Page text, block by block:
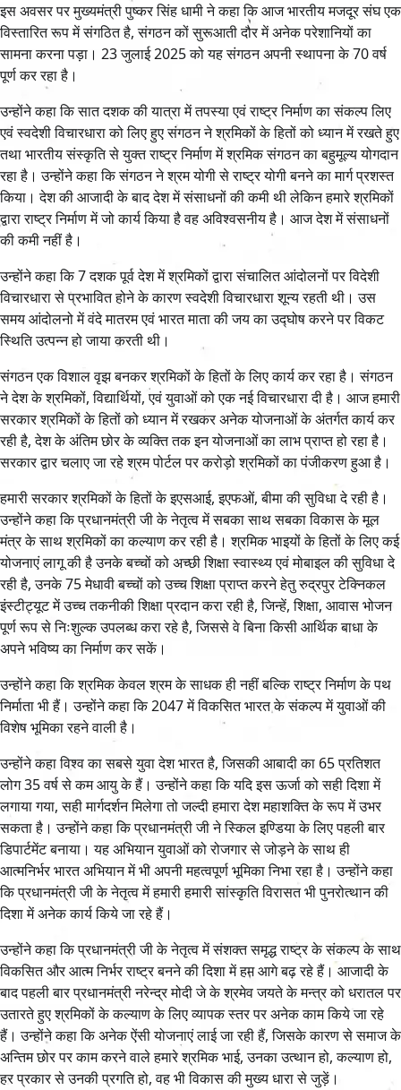
इस अवसर पर मुख्यमंत्री पुष्कर सिंह धामी ने कहा कि आज भारतीय मजदूर संघ एक
विस्तारित रूप में संगठित है, संगठन कों सुरूआती दौर में अनेक परेशानियों का
सामना करना पड़ा। 23 जुलाई 2025 को यह संगठन अपनी स्थापना के 70 वर्ष
पूर्ण कर रहा है।
उन्होंने कहा कि सात दशक की यात्रा में तपस्या एवं राष्ट्र निर्माण का संकल्प लिए
एवं स्वदेशी विचारधारा को लिए हुए संगठन ने श्रमिकों के हितों को ध्यान में रखते हुए
तथा भारतीय संस्कृति से युक्त राष्ट्र निर्माण में श्रमिक संगठन का बहुमूल्य योगदान
रहा है। उन्होंने कहा कि संगठन ने श्रम योगी से राष्ट्र योगी बनने का मार्ग प्रशस्त
किया। देश की आजादी के बाद देश में संसाधनों की कमी थी लेकिन हमारे श्रमिकों
द्वारा राष्ट्र निर्माण में जो कार्य किया है वह अविश्वसनीय है। आज देश में संसाधनों
की कमी नहीं है।
उन्होंने कहा कि 7 दशक पूर्व देश में श्रमिकों द्वारा संचालित आंदोलनों पर विदेशी
विचारधारा से प्रभावित होने के कारण स्वदेशी विचारधारा शून्य रहती थी। उस
समय आंदोलनो में वंदे मातरम एवं भारत माता की जय का उद्घोष करने पर विकट
स्थिति उत्पन्न हो जाया करती थी।
संगठन एक विशाल वृझ बनकर श्रमिकों के हितों के लिए कार्य कर रहा है। संगठन
ने देश के श्रमिकों, विद्यार्थियों, एवं युवाओं को एक नई विचारधारा दी है। आज हमारी
सरकार श्रमिकों के हितों को ध्यान में रखकर अनेक योजनाओं के अंतर्गत कार्य कर
रही है, देश के अंतिम छोर के व्यक्ति तक इन योजनाओं का लाभ प्राप्त हो रहा है।
सरकार द्वार चलाए जा रहे श्रम पोर्टल पर करोड़ो श्रमिकों का पंजीकरण हुआ है।
हमारी सरकार श्रमिकों के हितों के इएसआई, इएफओं, बीमा की सुविधा दे रही है।
उन्होंने कहा कि प्रधानमंत्री जी के नेतृत्व में सबका साथ सबका विकास के मूल
मंत्र के साथ श्रमिकों का कल्याण कर रही है। श्रमिक भाइयों के हितों के लिए कई
योजनाएं लागू की है उनके बच्चों को अच्छी शिक्षा स्वास्थ्य एवं मोबाइल की सुविधा दे
रही है, उनके 75 मेधावी बच्चों को उच्च शिक्षा प्राप्त करने हेतु रुद्रपुर टेक्निकल
इंस्टीट्यूट में उच्च तकनीकी शिक्षा प्रदान करा रही है, जिन्हें, शिक्षा, आवास भोजन
पूर्ण रूप से निःशुल्क उपलब्ध करा रहे है, जिससे वे बिना किसी आर्थिक बाधा के
अपने भविष्य का निर्माण कर सकें।
उन्होंने कहा कि श्रमिक केवल श्रम के साधक ही नहीं बल्कि राष्ट्र निर्माण के पथ
निर्माता भी हैं। उन्होंने कहा कि 2047 में विकसित भारत के संकल्प में युवाओं की
विशेष भूमिका रहने वाली है।
उन्होंने कहा विश्व का सबसे युवा देश भारत है, जिसकी आबादी का 65 प्रतिशत
लोग 35 वर्ष से कम आयु के हैं। उन्होंने कहा कि यदि इस ऊर्जा को सही दिशा में
लगाया गया, सही मार्गदर्शन मिलेगा तो जल्दी हमारा देश महाशक्ति के रूप में उभर
सकता है। उन्होंने कहा कि प्रधानमंत्री जी ने स्किल इण्डिया के लिए पहली बार
डिपार्टमेंट बनाया। यह अभियान युवाओं को रोजगार से जोड़ने के साथ ही
आत्मनिर्भर भारत अभियान में भी अपनी महत्वपूर्ण भूमिका निभा रहा है। उन्होंने कहा
कि प्रधानमंत्री जी के नेतृत्व में हमारी हमारी सांस्कृति विरासत भी पुनरोत्थान की
दिशा में अनेक कार्य किये जा रहे हैं।
उन्होंने कहा कि प्रधानमंत्री जी के नेतृत्व में संशक्त समृद्ध राष्ट्र के संकल्प के साथ
विकसित और आत्म निर्भर राष्ट्र बनने की दिशा में हम आगे बढ़ रहे हैं। आजादी के
बाद पहली बार प्रधानमंत्री नरेन्द्र मोदी जे के श्रमेव जयते के मन्त्र को धरातल पर
उतारते हुए श्रमिकों के कल्याण के लिए व्यापक स्तर पर अनेक काम किये जा रहे
हैं। उन्होंने कहा कि अनेक ऐंसी योजनाएं लाई जा रही हैं, जिसके कारण से समाज के
अन्तिम छोर पर काम करने वाले हमारे श्रमिक भाई, उनका उत्थान हो, कल्याण हो,
हर प्रकार से उनकी प्रगति हो, वह भी विकास की मुख्य धारा से जुड़ें।